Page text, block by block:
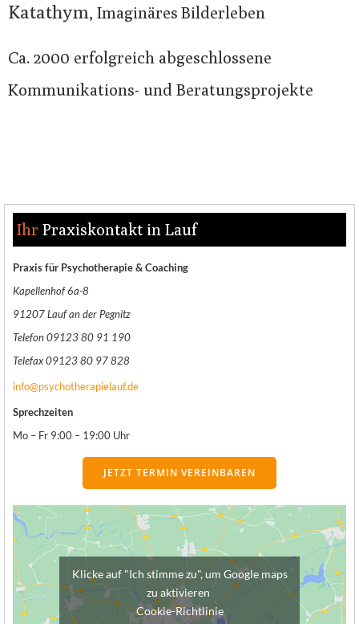
Katathym, Imaginäres Bilderleben
Ca. 2000 erfolgreich abgeschlossene
Kommunikations- und Beratungsprojekte
Ihr Praxiskontakt in Lauf
Praxis für Psychotherapie & Coaching
Kapellenhof 6a-8
91207 Lauf an der Pegnitz
Telefon 09123 80 91 190
Telefax 09123 80 97 828
info@psychotherapielauf.de
Sprechzeiten
Mo – Fr 9:00 – 19:00 Uhr
JETZT TERMIN VEREINBAREN
Klicke auf "Ich stimme zu", um Google maps
zu aktivieren
Cookie-Richtlinie